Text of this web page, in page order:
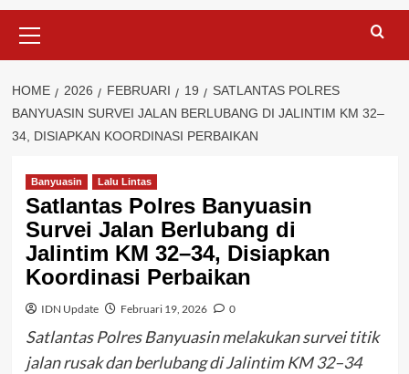
Menu
HOME 2026 FEBRUARI 19
SATLANTAS POLRES
BANYUASIN SURVEI JALAN BERLUBANG DI JALINTIM KM 32–
34, DISIAPKAN KOORDINASI PERBAIKAN
Banyuasin Lalu Lintas
Satlantas Polres Banyuasin
Survei Jalan Berlubang di
Jalintim KM 32–34, Disiapkan
Koordinasi Perbaikan
IDN Update Februari 19, 2026 0
Satlantas Polres Banyuasin melakukan survei titik
jalan rusak dan berlubang di Jalintim KM 32–34